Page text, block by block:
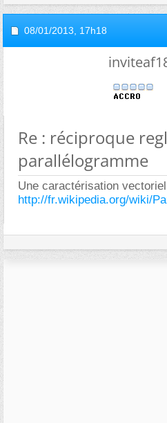
08/01/2013, 17h18
Re : réciproque
parallélogramme
Une caractérisation
http://fr.wikipedia.org/wiki/